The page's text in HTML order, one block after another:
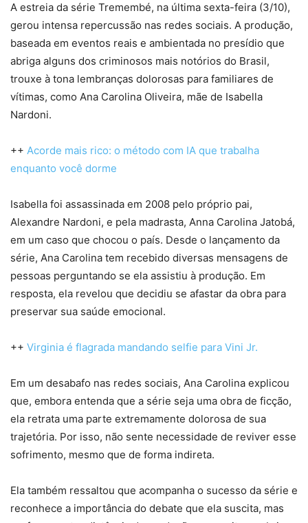
A estreia da série Tremembé, na última sexta-feira (3/10),
gerou intensa repercussão nas redes sociais. A produção,
baseada em eventos reais e ambientada no presídio que
abriga alguns dos criminosos mais notórios do Brasil,
trouxe à tona lembranças dolorosas para familiares de
vítimas, como Ana Carolina Oliveira, mãe de Isabella
Nardoni.
++ Acorde mais rico: o método com IA que trabalha
enquanto você dorme
Isabella foi assassinada em 2008 pelo próprio pai,
Alexandre Nardoni, e pela madrasta, Anna Carolina Jatobá,
em um caso que chocou o país. Desde o lançamento da
série, Ana Carolina tem recebido diversas mensagens de
pessoas perguntando se ela assistiu à produção. Em
resposta, ela revelou que decidiu se afastar da obra para
preservar sua saúde emocional.
++ Virginia é flagrada mandando selfie para Vini Jr.
Em um desabafo nas redes sociais, Ana Carolina explicou
que, embora entenda que a série seja uma obra de ficção,
ela retrata uma parte extremamente dolorosa de sua
trajetória. Por isso, não sente necessidade de reviver esse
sofrimento, mesmo que de forma indireta.
Ela também ressaltou que acompanha o sucesso da série e
reconhece a importância do debate que ela suscita, mas